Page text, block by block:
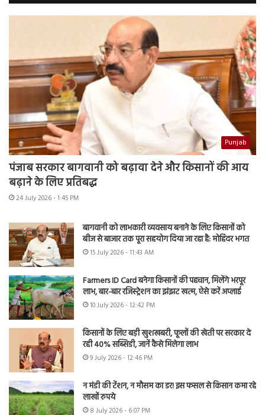
Punjab
पंजाब सरकार बागवानी को बढ़ावा देने और किसानों की आय
बढ़ाने के लिए प्रतिबद्ध
24 July 2026 - 1:45 PM
बागवानी को लाभकारी व्यवसाय बनाने के लिए किसानों को
बीज से बाजार तक पूरा सहयोग दिया जा रहा है: मोहिंदर भगत
15 July 2026 - 11:43 AM
Farmers ID Card बनेगा किसानों की पहचान, मिलेंगे भरपूर
लाभ, बार-बार रजिस्ट्रेशन का झंझट खत्म, ऐसे करें अप्लाई
10 July 2026 - 12:42 PM
किसानों के लिए बड़ी खुशखबरी, फूलों की खेती पर सरकार दे
रही 40% सब्सिडी, जानें कैसे मिलेगा लाभ
9 July 2026 - 12:46 PM
न मंडी की टेंशन, न मौसम का डर! इस फसल से किसान कमा रहे
लाखों रुपये
8 July 2026 - 6:07 PM